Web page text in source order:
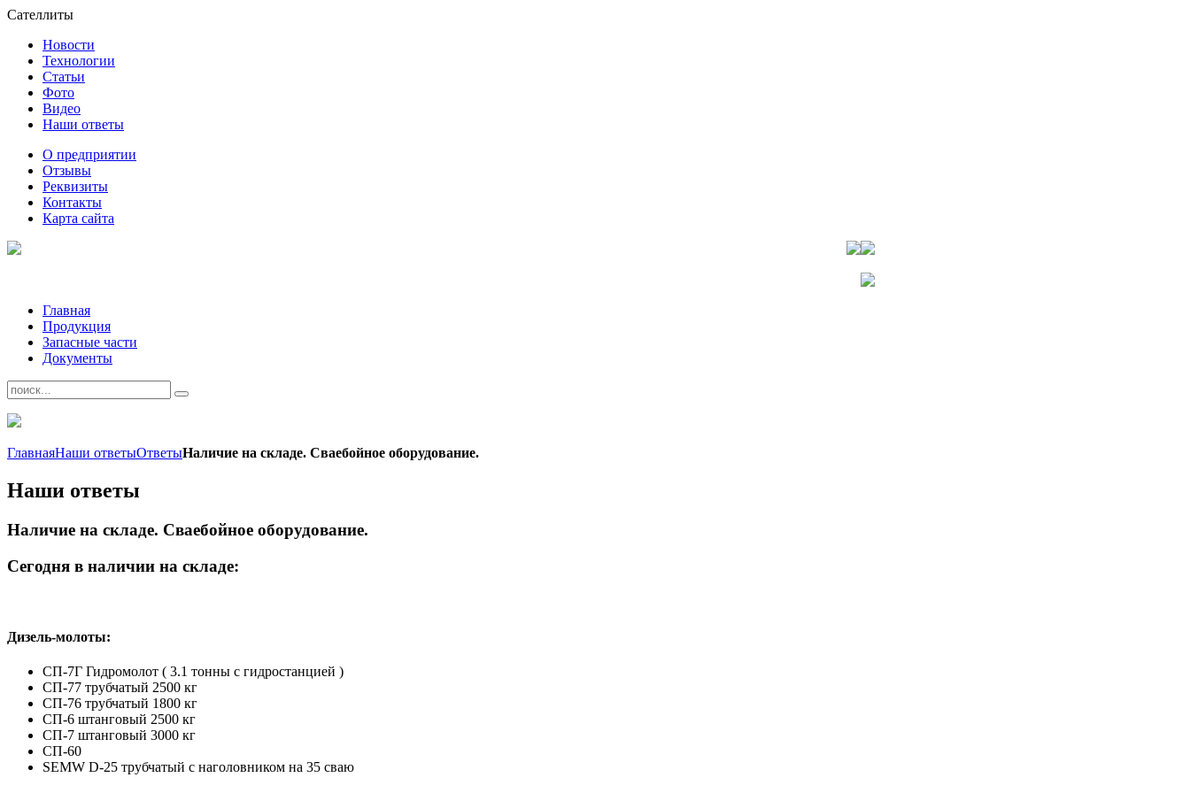
Сателлиты
Новости
Технологии
Статьи
Фото
Видео
Наши ответы
О предприятии
Отзывы
Реквизиты
Контакты
Карта сайта
Главная
Продукция
Запасные части
Документы
ГлавнаяНаши ответыОтветыНаличие на складе. Сваебойное оборудование.
Наши ответы
Наличие на складе. Сваебойное оборудование.
Сегодня в наличии на складе:
Дизель-молоты:
СП-7Г Гидромолот ( 3.1 тонны с гидростанцией )
СП-77 трубчатый 2500 кг
СП-76 трубчатый 1800 кг
СП-6 штанговый 2500 кг
СП-7 штанговый 3000 кг
СП-60
SEMW D-25 трубчатый с наголовником на 35 сваю